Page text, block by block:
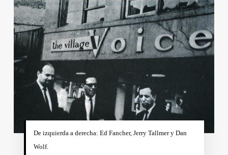
De izquierda a derecha: Ed Fancher, Jerry Tallmer y Dan
Wolf.